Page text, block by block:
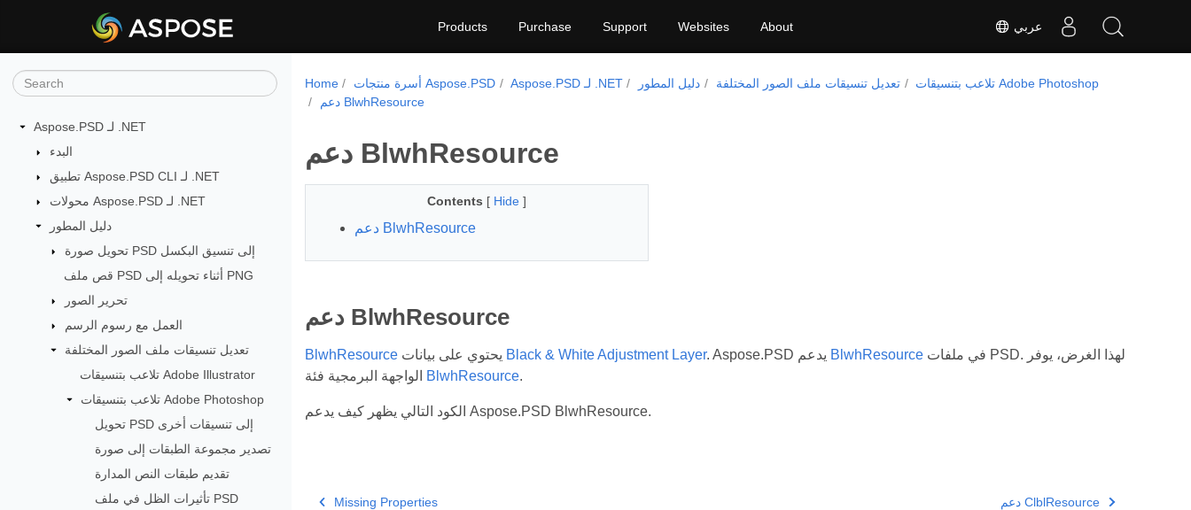
عربي Products Purchase Support Websites About
Aspose.PSD لـ .NET
البدء
تطبيق Aspose.PSD CLI لـ .NET
محولات Aspose.PSD لـ .NET
دليل المطور
تحويل صورة PSD إلى تنسيق البكسل
قص ملف PSD أثناء تحويله إلى PNG
تحرير الصور
العمل مع رسوم الرسم
تعديل تنسيقات ملف الصور المختلفة
تلاعب بتنسيقات Adobe Illustrator
تلاعب بتنسيقات Adobe Photoshop
تحويل PSD إلى تنسيقات أخرى
تصدير مجموعة الطبقات إلى صورة
تقديم طبقات النص المدارة
تأثيرات الظل في ملف PSD
Home أسرة منتجات Aspose.PSD Aspose.PSD لـ .NET دليل المطور تعديل تنسيقات ملف الصور المختلفة
تلاعب بتنسيقات Adobe Photoshop
دعم BlwhResource
دعم BlwhResource
Contents [ Hide ]
دعم BlwhResource
دعم BlwhResource
BlwhResource Black & White Adjustment Layer BlwhResourceفي ملفات PSD. لهذا الغرض، يوفر
BlwhResource.
الكود التالي يظهر كيف يدعم Aspose.PSD BlwhResource.
Missing Properties دعم ClblResource